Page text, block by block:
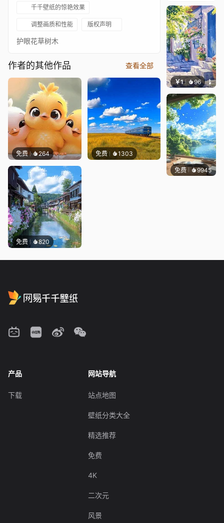
千千壁纸的惊艳效果
调整画质和性能 版权声明
护眼花草树木
作者的其他作品 查看全部
免费 264 免费 1303
免费 820
￥1 96 叮叮
免费 9945叮叮
产品
下载
网站导航
站点地图
壁纸分类大全
精选推荐
免费
4K
二次元
风景